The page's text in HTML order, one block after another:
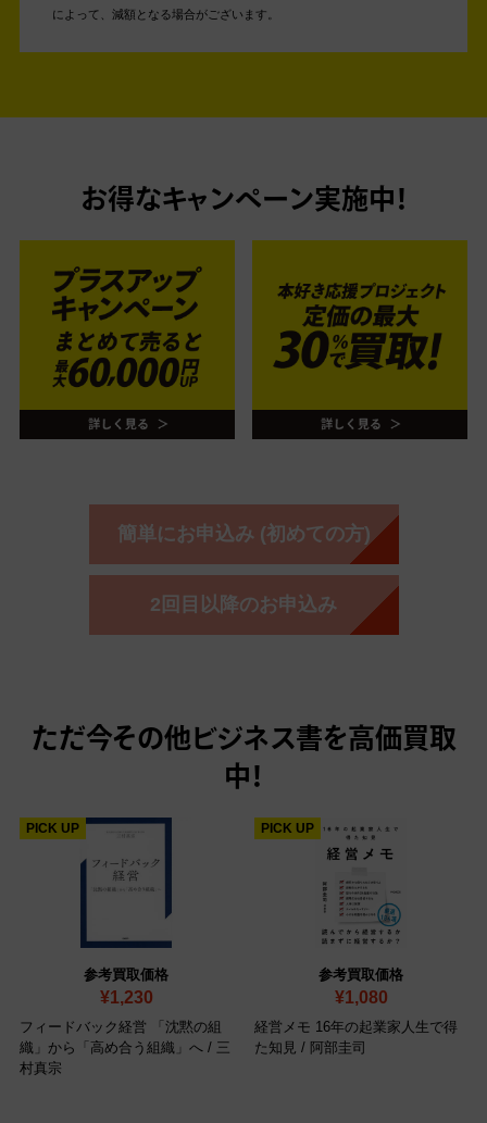
によって、減額となる場合がございます。
お得なキャンペーン実施中！
簡単にお申込み (初めての方)
2回目以降のお申込み
ただ今その他ビジネス書を高価買取
中！
参考買取価格
¥1,230
PICK UP
フィードバック経営 「沈黙の組
織」から「高め合う組織」へ / 三
村真宗
参考買取価格
¥1,080
PICK UP
経営メモ 16年の起業家人生で得
た知見 / 阿部圭司